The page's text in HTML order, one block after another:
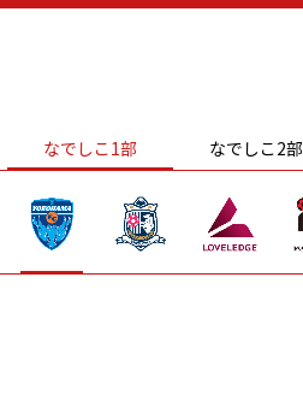
- -
なでしこ1部 なでしこ2部